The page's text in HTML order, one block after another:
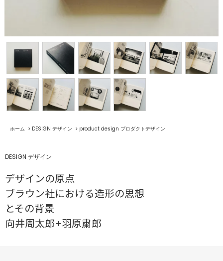
ホーム > DESIGN デザイン > product design プロダクトデザイン
DESIGN デザイン
デザインの原点
ブラウン社における造形の思想
とその背景
向井周太郎+羽原粛郎